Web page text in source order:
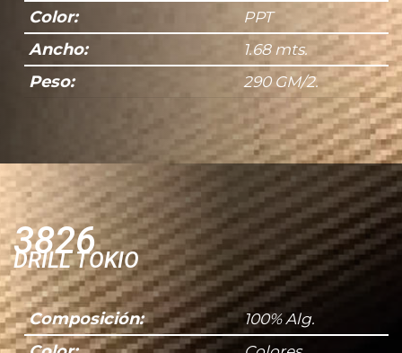
Color: PPT
Ancho: 1.68 mts.
Peso: 290 GM/2.
3826
DRILL TOKIO
Composición: 100% Alg.